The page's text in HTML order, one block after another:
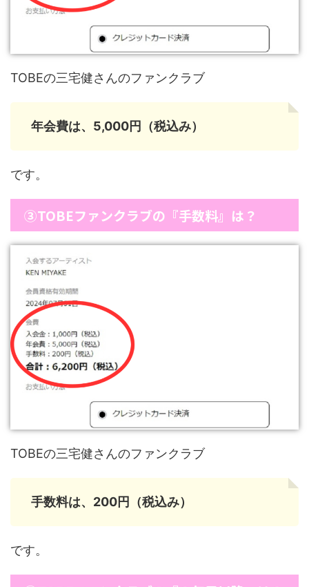
TOBEの三宅健さんのファンクラブ
年会費は、5,000円（税込み）
です。
③TOBEファンクラブの『手数料』は？
TOBEの三宅健さんのファンクラブ
手数料は、200円（税込み）
です。